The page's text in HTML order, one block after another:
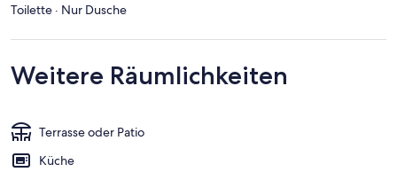
Toilette · Nur Dusche
Weitere Räumlichkeiten
Terrasse oder Patio
Küche